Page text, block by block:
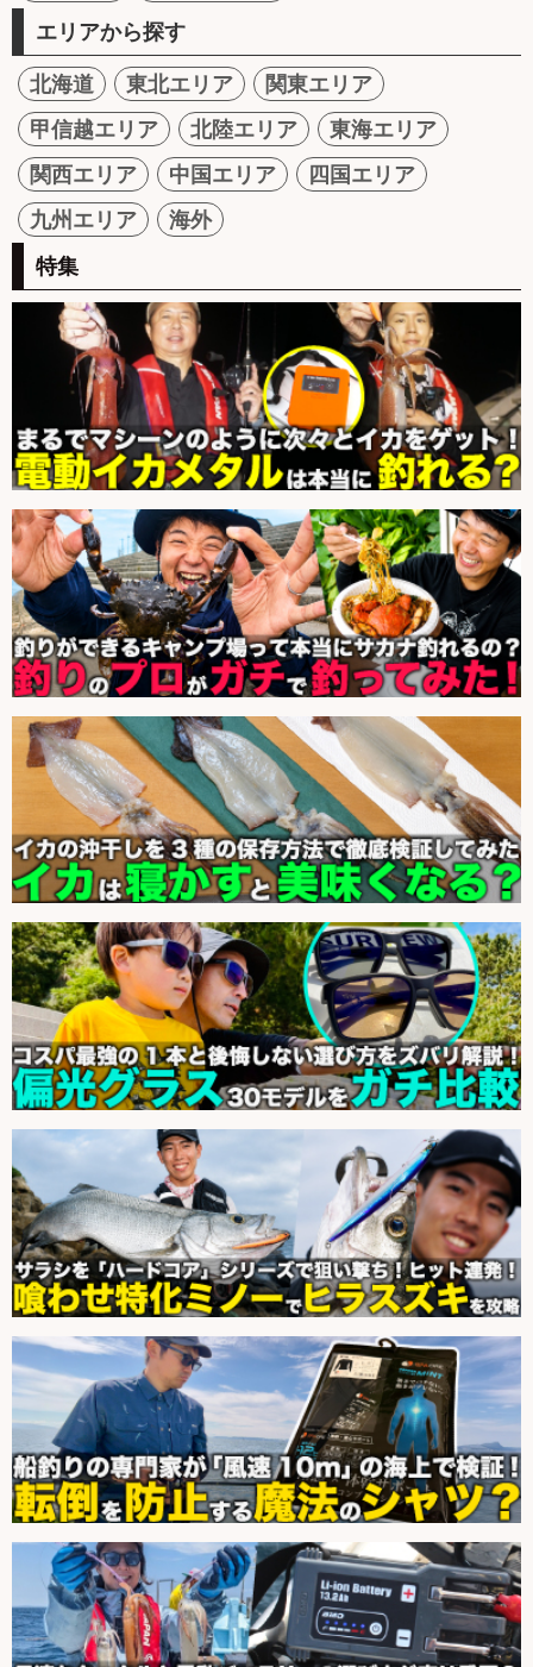
エリアから探す
北海道 東北エリア
関東エリア
甲信越エリア
北陸エリア
東海エリア
関西エリア
中国エリア
四国エリア
九州エリア
海外
特集